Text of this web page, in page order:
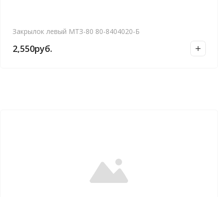
Закрылок левый МТЗ-80 80-8404020-Б
2,550руб.